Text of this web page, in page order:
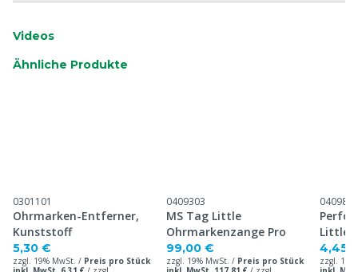
Videos
Ähnliche Produkte
0301101
Ohrmarken-Entferner,
Kunststoff
5,30 €
zzgl. 19% MwSt. / Preis pro Stück
0409303
MS Tag Little
Ohrmarkenzange Pro
99,00 €
zzgl. 19% MwSt. / Preis pro Stück
0409834
Little
4,45
zzgl.